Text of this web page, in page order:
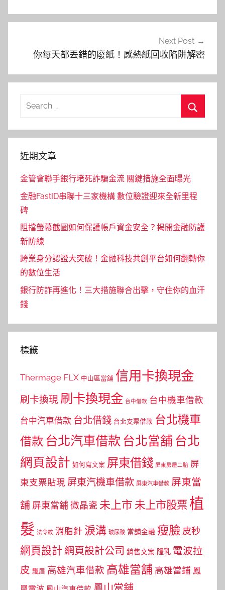
覽
Next Post
你每天都丟錯的廢紙！感熱紙回收陷阱解密
Search
近期文章
金管會聯手銀行堵死詐騙金流 關鍵措施全面曝光
金融FastID串聯十三家機構 數位驗證迎來全新里程
碑
阻擋螢幕截圖如何保護帳戶資金安全？揭開金融防護
新防線
跨業身分認證大突破！金融科技共創平台如何翻轉你
的數位生活
銀行防詐再進化！三大措施聯合出擊，守住你的血汗
錢
標籤
Thermage FLX 中山區當舖 信用卡換現金
刷卡換現 刷卡換現金 台中借款 台中機車借款
台中汽車借款 台北借錢 台北支票借款 台北機車
借款 台北汽車借款 台北當舖 台北
網頁設計 如何寫文案 屏東借錢 屏東房屋二胎 屏
東支票貼現 屏東汽機車借款 屏東汽車借款 屏東當
舖 屏東當鋪 微晶瓷 未上市 未上市股票植
髮 法令紋 消脂針 淚溝 玻尿酸 當舖金融 瘦臉 皮秒
網頁設計 網頁設計公司 銷售文案 隆乳 電波拉
皮 飄眉 高雄汽車借款 高雄當舖 高雄當鋪 鳳